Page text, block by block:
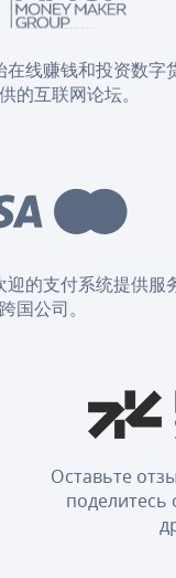
在线赚钱和投资数字
的互联网论坛。
迎的支付系统提供服
国公司。
Оставьте
поделитесь